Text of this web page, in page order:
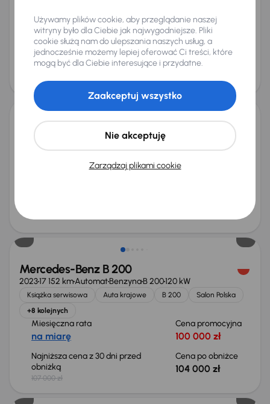
Miesięczna rata
od 577 zł
Cena promocyjna
93 000 zł
Najniższa cena z 30 dni przed
obniżką
98 000 zł
Cena po obniżce
97 000 zł
Mercedes-Benz B 180 d
2022 85 kW
Miesięczna rata Cena promocyjna
Taniej o 3 000 zł
Mercedes-Benz B 200
202317 152 kmAutomatBenzynaB 200120 kW
Książka serwisowa Auta krajowe B 200
Salon Polska
+8 kolejnych
Miesięczna rata
na miarę
Cena promocyjna
100 000 zł
Najniższa cena z 30 dni przed
obniżką
107 000 zł
Cena po obniżce
104 000 zł
Możliwość odliczenia VAT
Używamy plików cookie, aby przeglądanie naszej
witryny było dla Ciebie jak najwygodniejsze. Pliki
cookie służą nam do ulepszania naszych usług, a
jednocześnie możemy lepiej oferować Ci treści, które
mogą być dla Ciebie interesujące i przydatne.
Zarządzaj plikami cookie
Nie akceptuję
Zaakceptuj wszystko